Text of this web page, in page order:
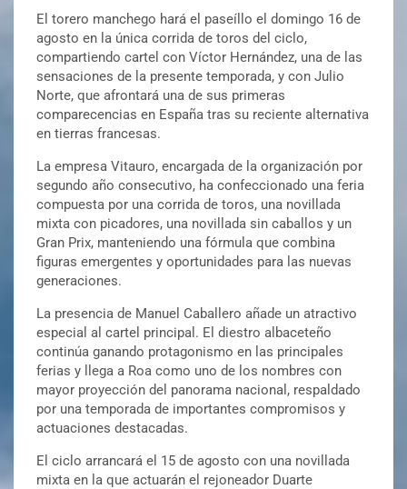
El torero manchego hará el paseíllo el domingo 16 de
agosto en la única corrida de toros del ciclo,
compartiendo cartel con Víctor Hernández, una de las
sensaciones de la presente temporada, y con Julio
Norte, que afrontará una de sus primeras
comparecencias en España tras su reciente alternativa
en tierras francesas.
La empresa Vitauro, encargada de la organización por
segundo año consecutivo, ha confeccionado una feria
compuesta por una corrida de toros, una novillada
mixta con picadores, una novillada sin caballos y un
Gran Prix, manteniendo una fórmula que combina
figuras emergentes y oportunidades para las nuevas
generaciones.
La presencia de Manuel Caballero añade un atractivo
especial al cartel principal. El diestro albaceteño
continúa ganando protagonismo en las principales
ferias y llega a Roa como uno de los nombres con
mayor proyección del panorama nacional, respaldado
por una temporada de importantes compromisos y
actuaciones destacadas.
El ciclo arrancará el 15 de agosto con una novillada
mixta en la que actuarán el rejoneador Duarte